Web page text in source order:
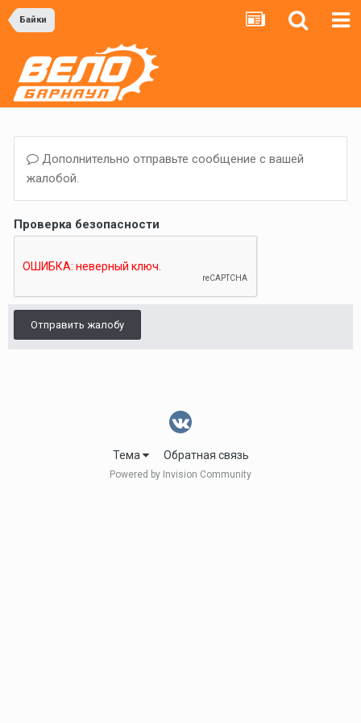
Байки
Дополнительно отправьте сообщение с вашей
жалобой.
Проверка безопасности
Отправить жалобу
Тема Обратная связь
Powered by Invision Community